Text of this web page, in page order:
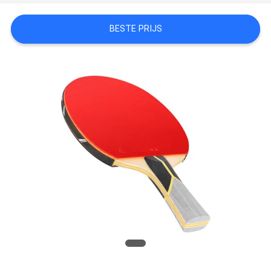
OP
OFFERTE
BESTE PRIJS